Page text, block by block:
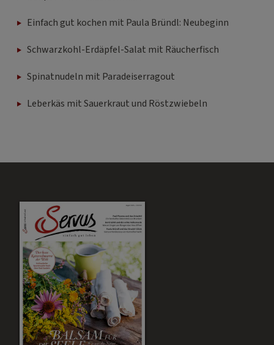
Einfach gut kochen mit Paula Bründl: Neubeginn
Schwarzkohl-Erdäpfel-Salat mit Räucherfisch
Spinatnudeln mit Paradeiserragout
Leberkäs mit Sauerkraut und Röstzwiebeln